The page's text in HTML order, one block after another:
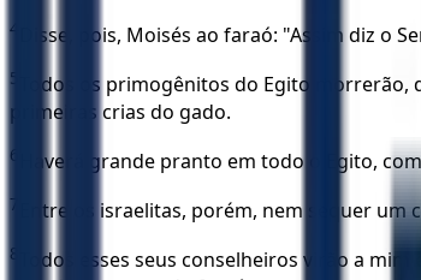
4 Disse, pois, Moisés ao faraó: "Assim diz o
5
Todos os primogênitos do Egito
primeiras crias do gado.
6 Haverá grande pranto em todo o Egito,
7 Entre os israelitas, porém, nem sequer
8
Todos esses seus conselheiros virão a